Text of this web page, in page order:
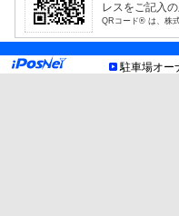
レスをご記入
QRコード® は、株
駐車場オー